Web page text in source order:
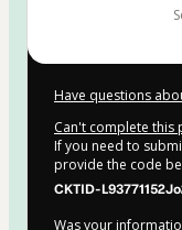
Have questions
Can't complete this
If you need to
provide the code
CKTID-
Was your